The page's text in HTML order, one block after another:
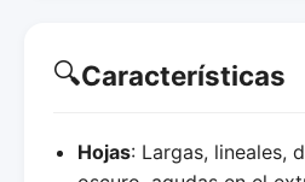
🔍Características
Hojas: Largas, lineales,